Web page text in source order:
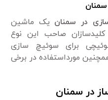
در سمنان یک ماشین
صاحب این نوع
برای سوئیچ سازی
مورداستفاده در برخی
در سمنان